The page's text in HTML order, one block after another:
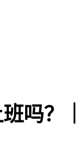
吗？